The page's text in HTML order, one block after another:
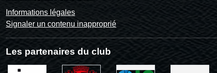
Informations légales
Signaler un contenu inapproprié
Les partenaires du club